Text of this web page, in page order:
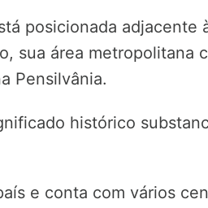
posicionada adjacente
sua área metropolitana
Pensilvânia.
histórico
e conta com vários